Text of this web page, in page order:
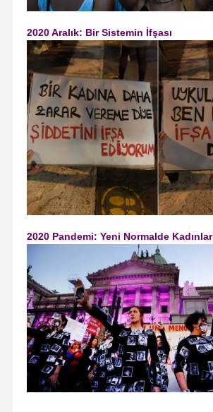
2020 Aralık: Bir Sistemin İfşası
2020 Pandemi: Yeni Normalde Kadınlar